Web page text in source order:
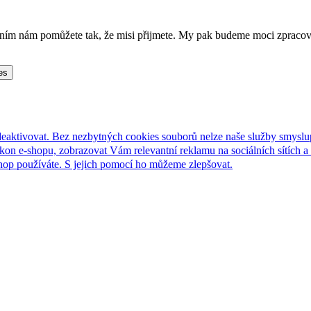
nám pomůžete tak, že misi přijmete. My pak budeme moci
Bez nezbytných cookies souborů nelze naše služby
e-shopu, zobrazovat Vám relevantní reklamu na sociálních sítích
používáte. S jejich pomocí ho můžeme zlepšovat.